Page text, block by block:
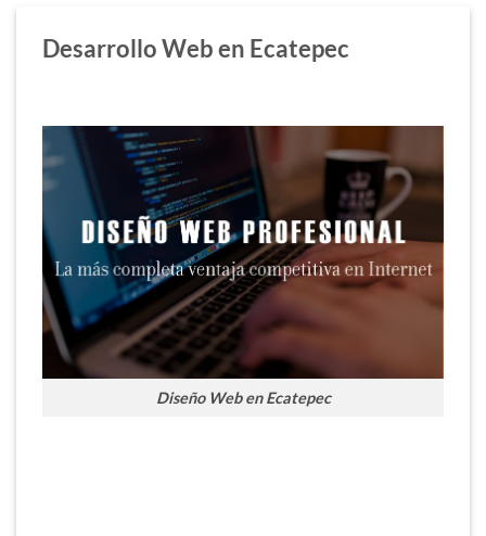
Desarrollo Web en Ecatepec
Diseño Web en Ecatepec